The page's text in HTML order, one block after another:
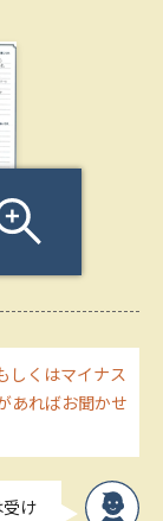
しくはマイナス
あればお聞かせ
け